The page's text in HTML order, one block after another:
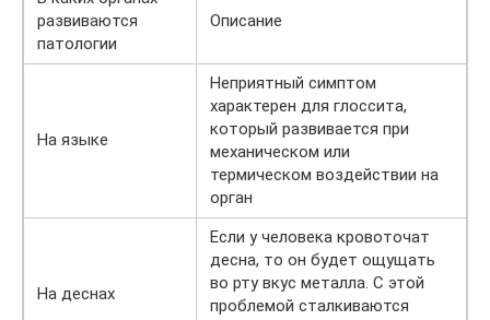
развиваются
патологии
Описание
На языке
Неприятный симптом
характерен для глоссита,
который развивается при
механическом или
термическом воздействии на
орган
На деснах
Если у человека кровоточат
десна, то он будет ощущать
во рту вкус металла. С этой
проблемой сталкиваются